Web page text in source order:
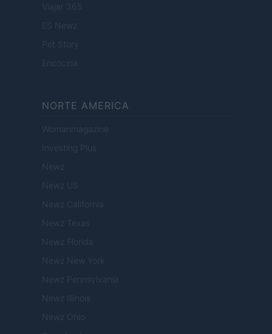
Viajar 365
ES Newz
Pet Story
Encocina
NORTE AMERICA
Womanmagazine
Investing Plus
Newz
Newz US
Newz California
Newz Texas
Newz Florida
Newz New York
Newz Pennsylvania
Newz Illinois
Newz Ohio